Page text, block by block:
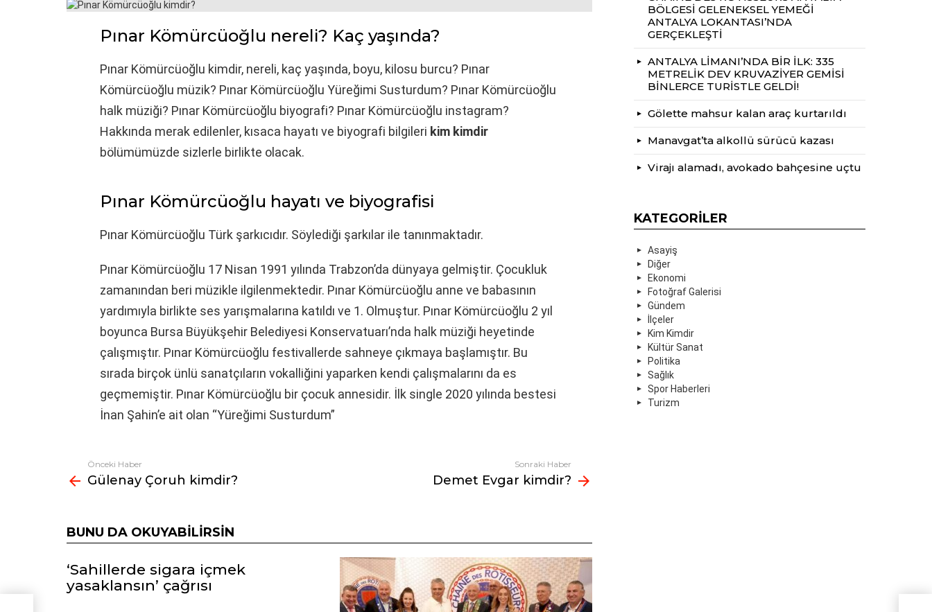
Pınar Kömürcüoğlu nereli? Kaç yaşında?
Pınar Kömürcüoğlu kimdir, nereli, kaç yaşında, boyu, kilosu burcu? Pınar
Kömürcüoğlu müzik? Pınar Kömürcüoğlu Yüreğimi Susturdum? Pınar Kömürcüoğlu
halk müziği? Pınar Kömürcüoğlu biyografi? Pınar Kömürcüoğlu instagram?
Hakkında merak edilenler, kısaca hayatı ve biyografi bilgileri kim kimdir
bölümümüzde sizlerle birlikte olacak.
Pınar Kömürcüoğlu hayatı ve biyografisi
Pınar Kömürcüoğlu Türk şarkıcıdır. Söylediği şarkılar ile tanınmaktadır.
Pınar Kömürcüoğlu 17 Nisan 1991 yılında Trabzon’da dünyaya gelmiştir. Çocukluk
zamanından beri müzikle ilgilenmektedir. Pınar Kömürcüoğlu anne ve babasının
yardımıyla birlikte ses yarışmalarına katıldı ve 1. Olmuştur. Pınar Kömürcüoğlu 2 yıl
boyunca Bursa Büyükşehir Belediyesi Konservatuarı’nda halk müziği heyetinde
çalışmıştır. Pınar Kömürcüoğlu festivallerde sahneye çıkmaya başlamıştır. Bu
sırada birçok ünlü sanatçıların vokalliğini yaparken kendi çalışmalarını da es
geçmemiştir. Pınar Kömürcüoğlu bir çocuk annesidir. İlk single 2020 yılında bestesi
İnan Şahin’e ait olan “Yüreğimi Susturdum”
Fazlasına
bak
Önceki Haber
Gülenay Çoruh kimdir?
Sonraki Haber
Demet Evgar kimdir?
BUNU DA OKUYABILIRSIN
‘Sahillerde sigara içmek
yasaklansın’ çağrısı
BÖLGESİ GELENEKSEL YEMEĞİ
ANTALYA LOKANTASI’NDA
GERÇEKLEŞTİ
ANTALYA LİMANI’NDA BİR İLK: 335
METRELİK DEV KRUVAZİYER GEMİSİ
BİNLERCE TURİSTLE GELDİ!
Gölette mahsur kalan araç kurtarıldı
Manavgat’ta alkollü sürücü kazası
Virajı alamadı, avokado bahçesine uçtu
KATEGORILER
Asayiş
Diğer
Ekonomi
Fotoğraf Galerisi
Gündem
İlçeler
Kim Kimdir
Kültür Sanat
Politika
Sağlık
Spor Haberleri
Turizm